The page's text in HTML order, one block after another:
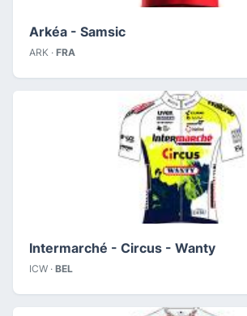
Arkéa - Samsic
ARK · FRA
Intermarché - Circus - Wanty
ICW · BEL